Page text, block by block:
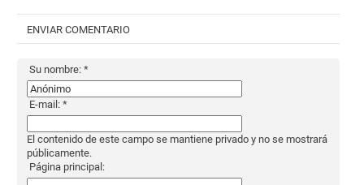
ENVIAR COMENTARIO
Su nombre: *
E-mail: *
El contenido de este campo se mantiene privado y no se mostrará
públicamente.
Página principal: